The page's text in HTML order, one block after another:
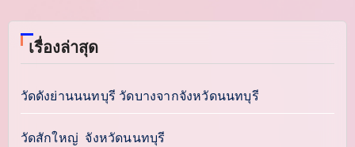
เรื่องล่าสุด
วัดดังย่านนนทบุรี วัดบางจากจังหวัดนนทบุรี
วัดสักใหญ่ จังหวัดนนทบุรี